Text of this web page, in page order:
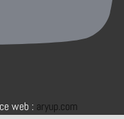
web : aryup.com